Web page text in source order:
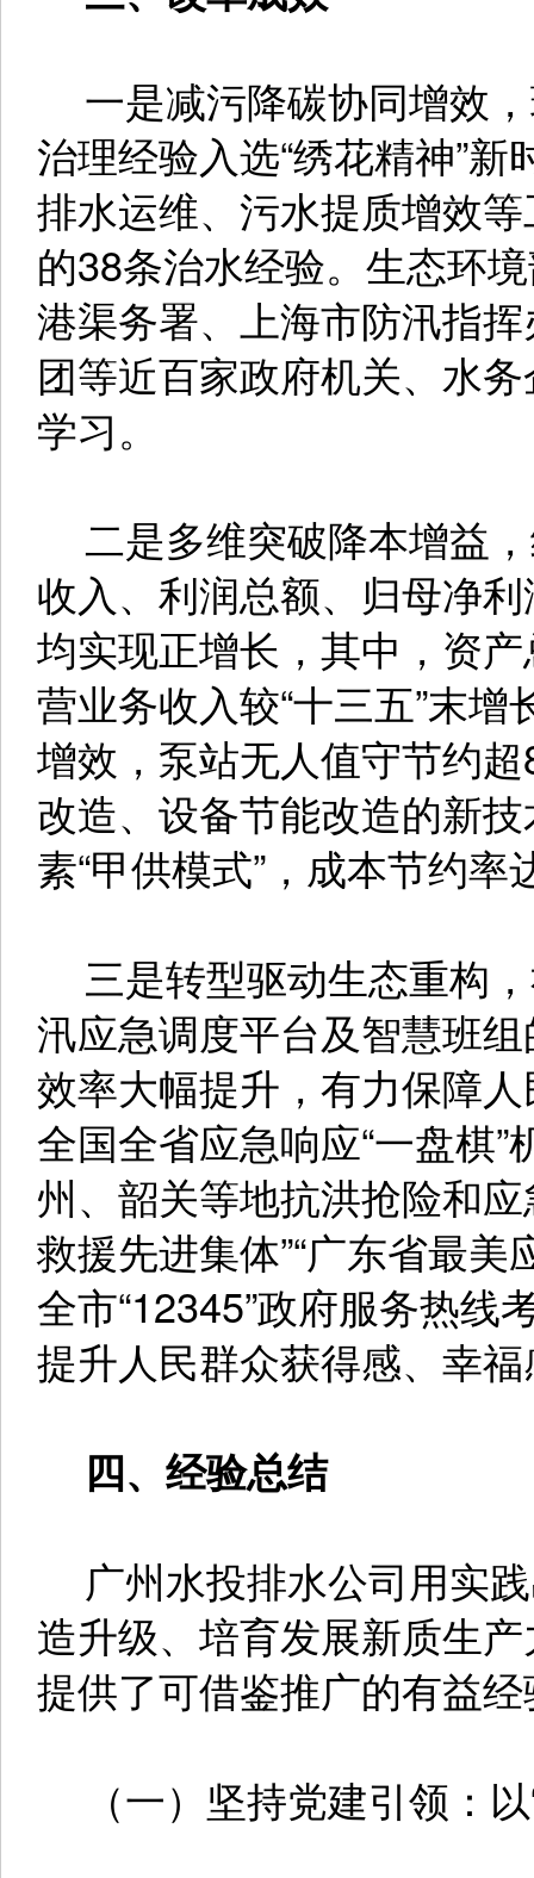
一是减污降碳协同增效
治理经验入选“绣花精神”
排水运维、污水提质增效
的38条治水经验。生态环
港渠务署、上海市防汛指
团等近百家政府机关、水
学习。
二是多维突破降本增益
收入、利润总额、归母净
均实现正增长，其中，资
营业务收入较“十三五”末
增效，泵站无人值守节约
改造、设备节能改造的新
素“甲供模式”，成本节约率
三是转型驱动生态重构
汛应急调度平台及智慧班
效率大幅提升，有力保障
全国全省应急响应“一盘棋
州、韶关等地抗洪抢险和
救援先进集体”“广东省最
全市“12345”政府服务热线
提升人民群众获得感、幸
四、经验总结
广州水投排水公司用实
造升级、培育发展新质生
提供了可借鉴推广的有益
（一）坚持党建引领：以